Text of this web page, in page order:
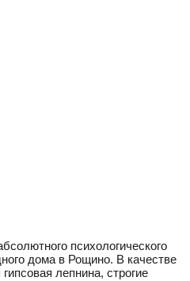
психологического
дома в Рощино. В качестве
лепнина, строгие